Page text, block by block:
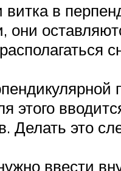
в
они
этого
Делать это
ввести